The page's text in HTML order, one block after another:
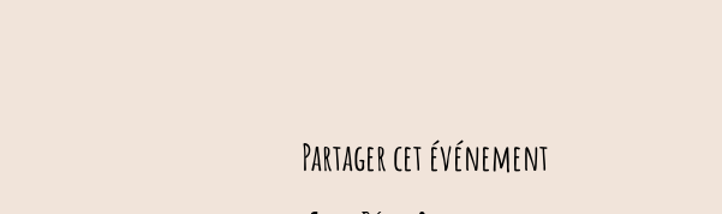
Partager cet événement